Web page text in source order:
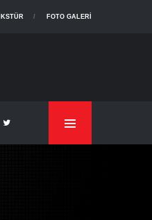
FOTO GALERI